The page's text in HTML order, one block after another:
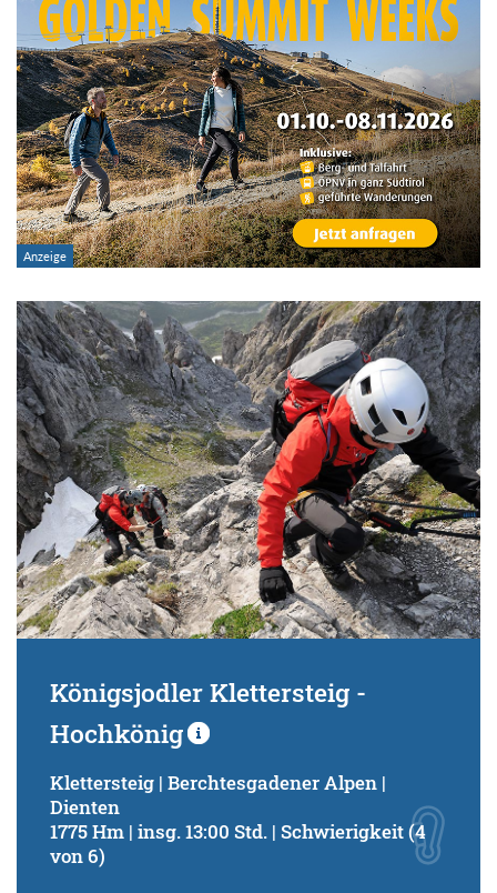
Region:
Gebirge:
Art der Tour:
Schwierigkeitsgrad:
von
bis
Kondition (Tourdauer):
von
bis
Suchbegriff:
Königsjodler Klettersteig -
Hochkönig
Klettersteig | Berchtesgadener Alpen |
Dienten
1775 Hm | insg. 13:00 Std. | Schwierigkeit (4
von 6)